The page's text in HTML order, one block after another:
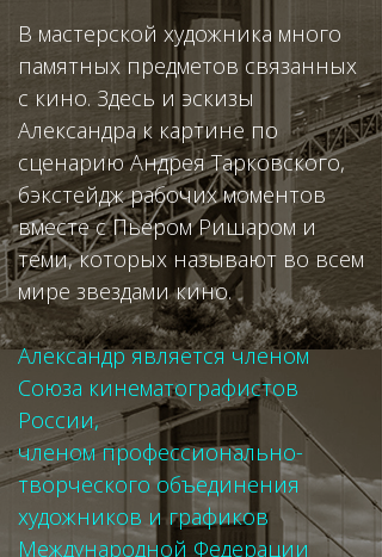
В мастерской художника много
памятных предметов связанных
с кино. Здесь и эскизы
Александра к картине по
сценарию Андрея Тарковского,
бэкстейдж рабочих моментов
вместе с Пьером Ришаром и
теми, которых называют во всем
мире звездами кино.
Александр является членом
Союза кинематографистов
России,
членом профессионально-
творческого объединения
художников и графиков
Международной Федерации